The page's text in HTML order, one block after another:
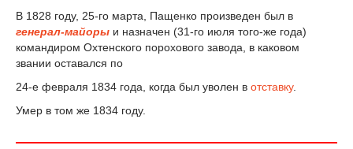
В 1828 году, 25-го марта, Пащенко произведен был в
генерал-майоры и назначен (31-го июля того-же года)
командиром Охтенского порохового завода, в каковом
звании оставался по
24-е февраля 1834 года, когда был уволен в отставку.
Умер в том же 1834 году.